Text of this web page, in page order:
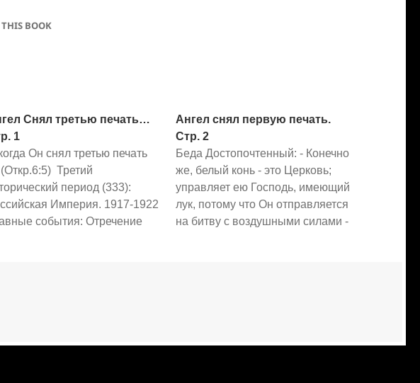
BOOK
Снял третью печать…
1
Он снял третью печать
Третий
период (333):
Империя. 1917-1922
события: Отречение
Ангел снял первую печать.
Стр. 2
Беда Достопочтенный: - Конечно
же, белый конь - это Церковь;
управляет ею Господь, имеющий
лук, потому что Он отправляется
на битву с воздушными силами -